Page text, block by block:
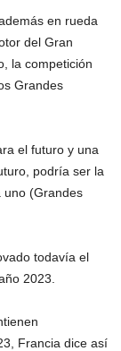
en rueda
del Gran
la competición
Grandes
el futuro y una
podría ser la
uno (Grandes
todavía el
2023.
Francia dice así